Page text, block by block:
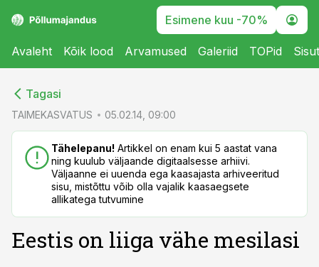
Esimene kuu -70%
Avaleht Kõik lood Arvamused Galeriid TOPid
Tagasi
TAIMEKASVATUS 05.02.14, 09:00
Tähelepanu! Artikkel on enam kui 5 aastat vana
ning kuulub väljaande digitaalsesse arhiivi.
Väljaanne ei uuenda ega kaasajasta arhiveeritud
sisu, mistõttu võib olla vajalik kaasaegsete
allikatega tutvumine
Eestis on liiga vähe mesilasi